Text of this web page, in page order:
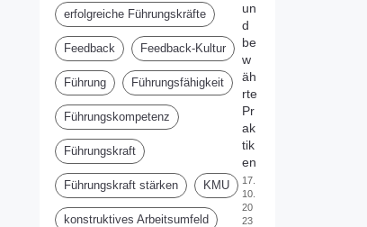
un
d
be
w
äh
rte
Pr
ak
tik
en
17.
10.
20
23
erfolgreiche Führungskräfte
Feedback Feedback-Kultur
Führung Führungsfähigkeit
Führungskompetenz
Führungskraft
Führungskraft stärken KMU
konstruktives Arbeitsumfeld